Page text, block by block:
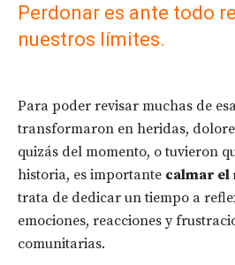
Perdonar es ante todo
nuestros límites.
Para poder revisar muchas de
transformaron en heridas,
quizás del momento, o tuvieron
historia, es importante calmar el
trata de dedicar un tiempo a
emociones, reacciones y
comunitarias.